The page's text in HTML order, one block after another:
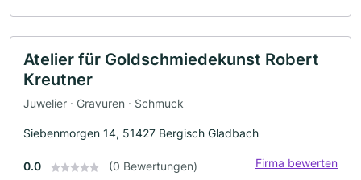
Atelier für Goldschmiedekunst Robert
Kreutner
Juwelier · Gravuren · Schmuck
Siebenmorgen 14, 51427 Bergisch Gladbach
0.0 (0 Bewertungen) Firma bewerten